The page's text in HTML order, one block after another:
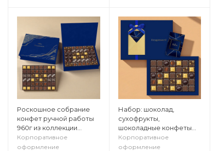
Роскошное собрание
конфет ручной работы
960г из коллекции
Мужская коллекция
Корпоративное
оформление
Набор: шоколад,
сухофрукты,
шоколадные конфеты
"Ассорти" 355г из
коллекции Мужская
Корпоративное
оформление